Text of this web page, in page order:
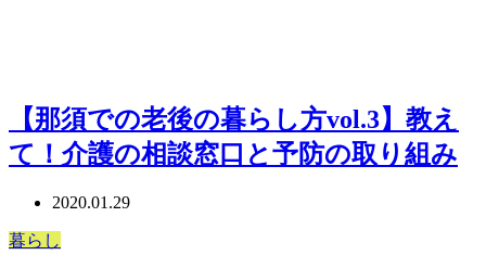
【那須での老後の暮らし方vol.3】教え
て！介護の相談窓口と予防の取り組み
2020.01.29
暮らし